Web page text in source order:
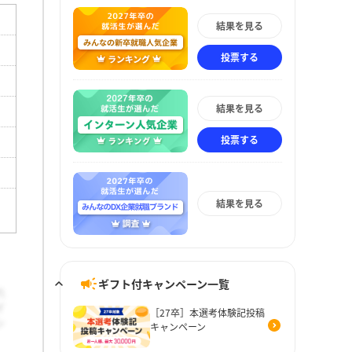
結果を見る
投票する
結果を見る
投票する
結果を見る
ギフト付キャンペーン一覧
［27卒］本選考体験記投稿
キャンペーン